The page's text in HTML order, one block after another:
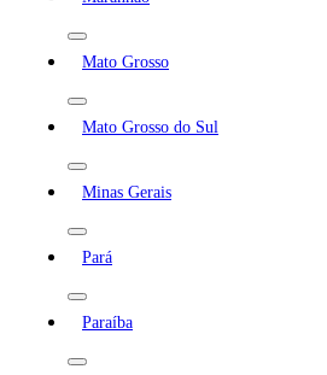
Mato Grosso
Mato Grosso do Sul
Minas Gerais
Pará
Paraíba